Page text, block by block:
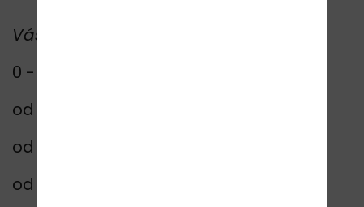
Váš obrat pro ČR
0 - 9.999,99 Kč
od 10.000 Kč
od 20.000 Kč
od 40.000 Kč